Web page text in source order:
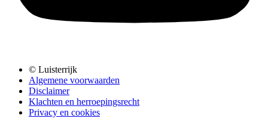
© Luisterrijk
Algemene voorwaarden
Disclaimer
Klachten en herroepingsrecht
Privacy en cookies